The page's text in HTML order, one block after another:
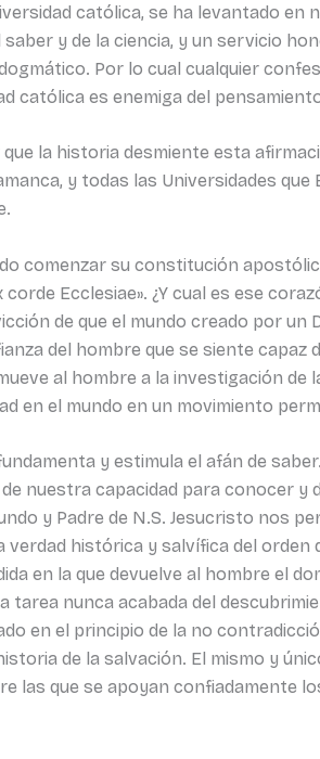
católica, se ha levantado
y de la ciencia, y un servicio
Por lo cual cualquier
católica es enemiga del
la historia desmiente esta
y todas las Universidades
comenzar su constitución
corde Ecclesiae». ¿Y cual es ese
de que el mundo creado por
del hombre que se siente
al hombre a la investigación
en el mundo en un movimiento
y estimula el afán de
nuestra capacidad para conocer y
y Padre de N.S. Jesucristo nos
verdad histórica y salvífica del orden
en la que devuelve al hombre el
tarea nunca acabada del
en el principio de la no
de la salvación. El mismo y
las que se apoyan confiadamente